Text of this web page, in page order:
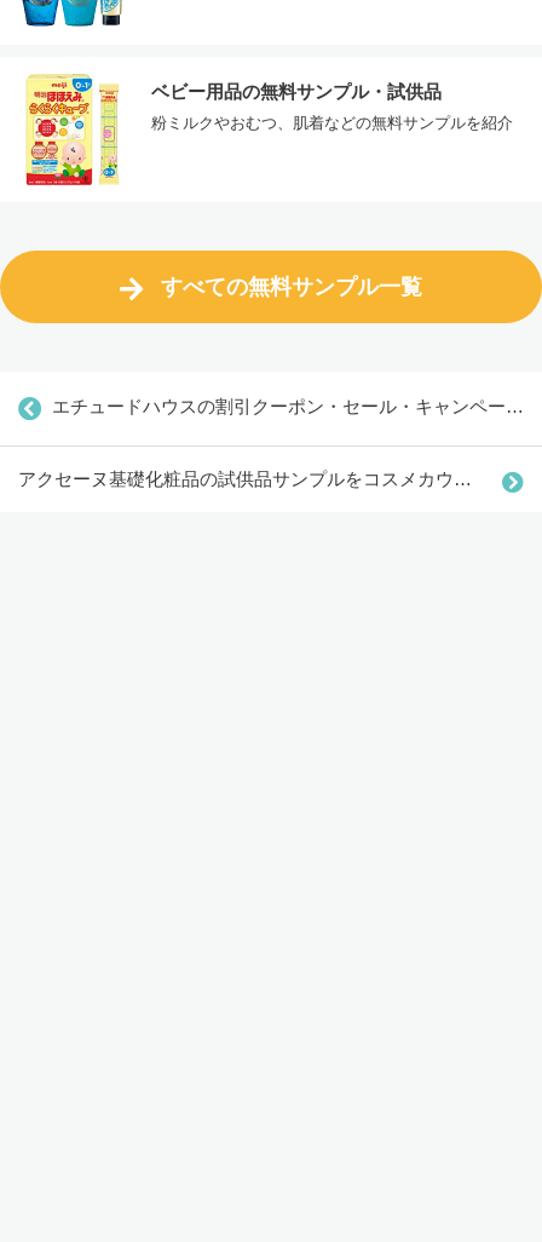
ベビー用品の無料サンプル・試供品
粉ミルクやおむつ、肌着などの無料サンプルを紹介
すべての無料サンプル一覧
エチュードハウスの割引クーポン・セール・キャンペーン情報
アクセーヌ基礎化粧品の試供品サンプルをコスメカウンター引換で全員プレゼント